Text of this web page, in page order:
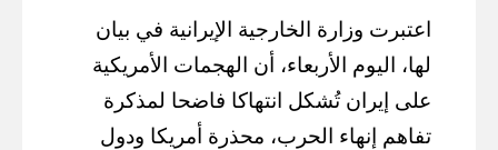
اعتبرت وزارة الخارجية الإيرانية في بيان
لها، اليوم الأربعاء، أن الهجمات الأمريكية
على إيران تُشكل انتهاكا فاضحا لمذكرة
تفاهم إنهاء الحرب، محذرة أمريكا ودول